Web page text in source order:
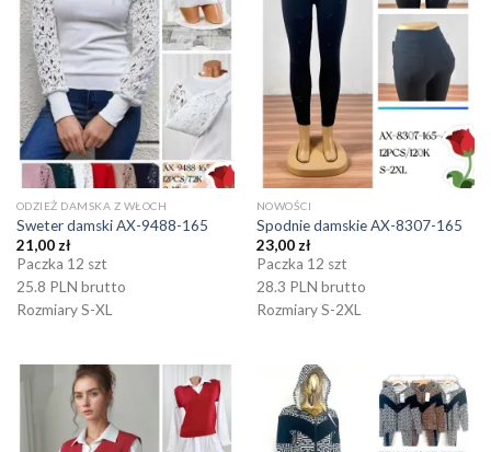
ODZIEŻ DAMSKA Z WŁOCH
Sweter damski AX-9488-165
21,00 zł
Paczka 12 szt
25.8 PLN brutto
Rozmiary S-XL
NOWOŚCI
Spodnie damskie AX-8307-165
23,00 zł
Paczka 12 szt
28.3 PLN brutto
Rozmiary S-2XL